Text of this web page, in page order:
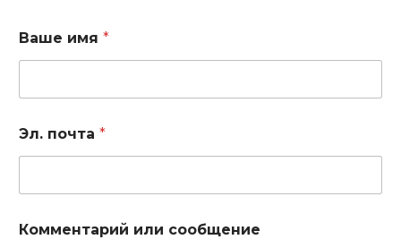
Ваше имя *
Эл. почта *
Комментарий или сообщение